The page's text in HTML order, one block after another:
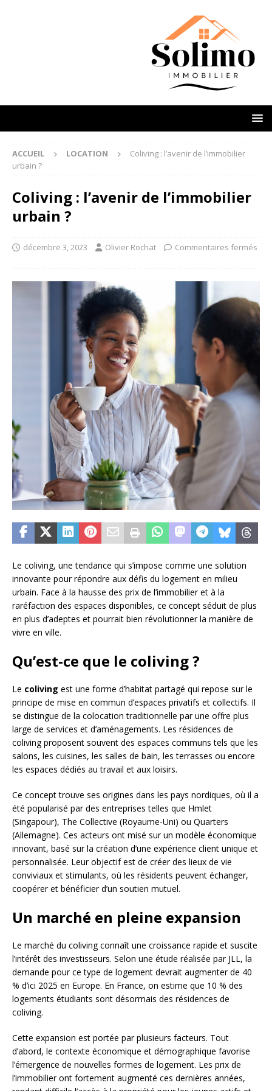
ACCUEIL LOCATION
Coliving : l’avenir de l’immobilier
urbain ?
Coliving : l’avenir de l’immobilier
urbain ?
décembre 3, 2023 Olivier Rochat Commentaires fermés
Le coliving, une tendance qui s’impose comme une solution
innovante pour répondre aux défis du logement en milieu
urbain. Face à la hausse des prix de l’immobilier et à la
raréfaction des espaces disponibles, ce concept séduit de plus
en plus d’adeptes et pourrait bien révolutionner la manière de
vivre en ville.
Qu’est-ce que le coliving ?
Le coliving est une forme d’habitat partagé qui repose sur le
principe de mise en commun d’espaces privatifs et collectifs. Il
se distingue de la colocation traditionnelle par une offre plus
large de services et d’aménagements. Les résidences de
coliving proposent souvent des espaces communs tels que les
salons, les cuisines, les salles de bain, les terrasses ou encore
les espaces dédiés au travail et aux loisirs.
Ce concept trouve ses origines dans les pays nordiques, où il a
été popularisé par des entreprises telles que Hmlet
(Singapour), The Collective (Royaume-Uni) ou Quarters
(Allemagne). Ces acteurs ont misé sur un modèle économique
innovant, basé sur la création d’une expérience client unique et
personnalisée. Leur objectif est de créer des lieux de vie
conviviaux et stimulants, où les résidents peuvent échanger,
coopérer et bénéficier d’un soutien mutuel.
Un marché en pleine expansion
Le marché du coliving connaît une croissance rapide et suscite
l’intérêt des investisseurs. Selon une étude réalisée par JLL, la
demande pour ce type de logement devrait augmenter de 40
% d’ici 2025 en Europe. En France, on estime que 10 % des
logements étudiants sont désormais des résidences de
coliving.
Cette expansion est portée par plusieurs facteurs. Tout
d’abord, le contexte économique et démographique favorise
l’émergence de nouvelles formes de logement. Les prix de
l’immobilier ont fortement augmenté ces dernières années,